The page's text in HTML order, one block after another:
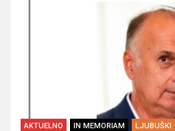
AKTUELNO IN MEMORIAM LJUBUŠKI